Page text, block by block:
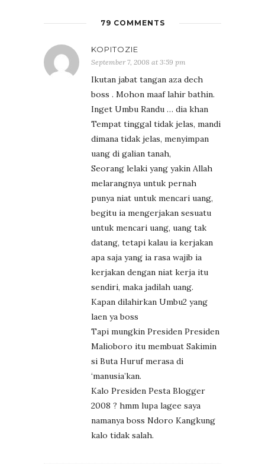
79 COMMENTS
KOPITOZIE
September 7, 2008 at 3:59 pm
Ikutan jabat tangan aza dech
boss . Mohon maaf lahir bathin.
Inget Umbu Randu … dia khan
Tempat tinggal tidak jelas, mandi
dimana tidak jelas, menyimpan
uang di galian tanah,
Seorang lelaki yang yakin Allah
melarangnya untuk pernah
punya niat untuk mencari uang,
begitu ia mengerjakan sesuatu
untuk mencari uang, uang tak
datang, tetapi kalau ia kerjakan
apa saja yang ia rasa wajib ia
kerjakan dengan niat kerja itu
sendiri, maka jadilah uang.
Kapan dilahirkan Umbu2 yang
laen ya boss
Tapi mungkin Presiden Presiden
Malioboro itu membuat Sakimin
si Buta Huruf merasa di
‘manusia’kan.
Kalo Presiden Pesta Blogger
2008 ? hmm lupa lagee saya
namanya boss Ndoro Kangkung
kalo tidak salah.